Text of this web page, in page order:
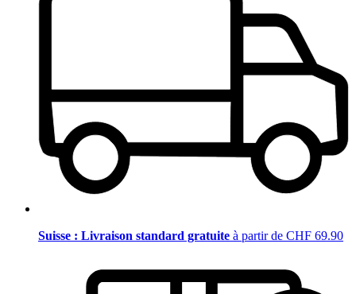
Suisse : Livraison standard gratuite à partir de CHF 69.90